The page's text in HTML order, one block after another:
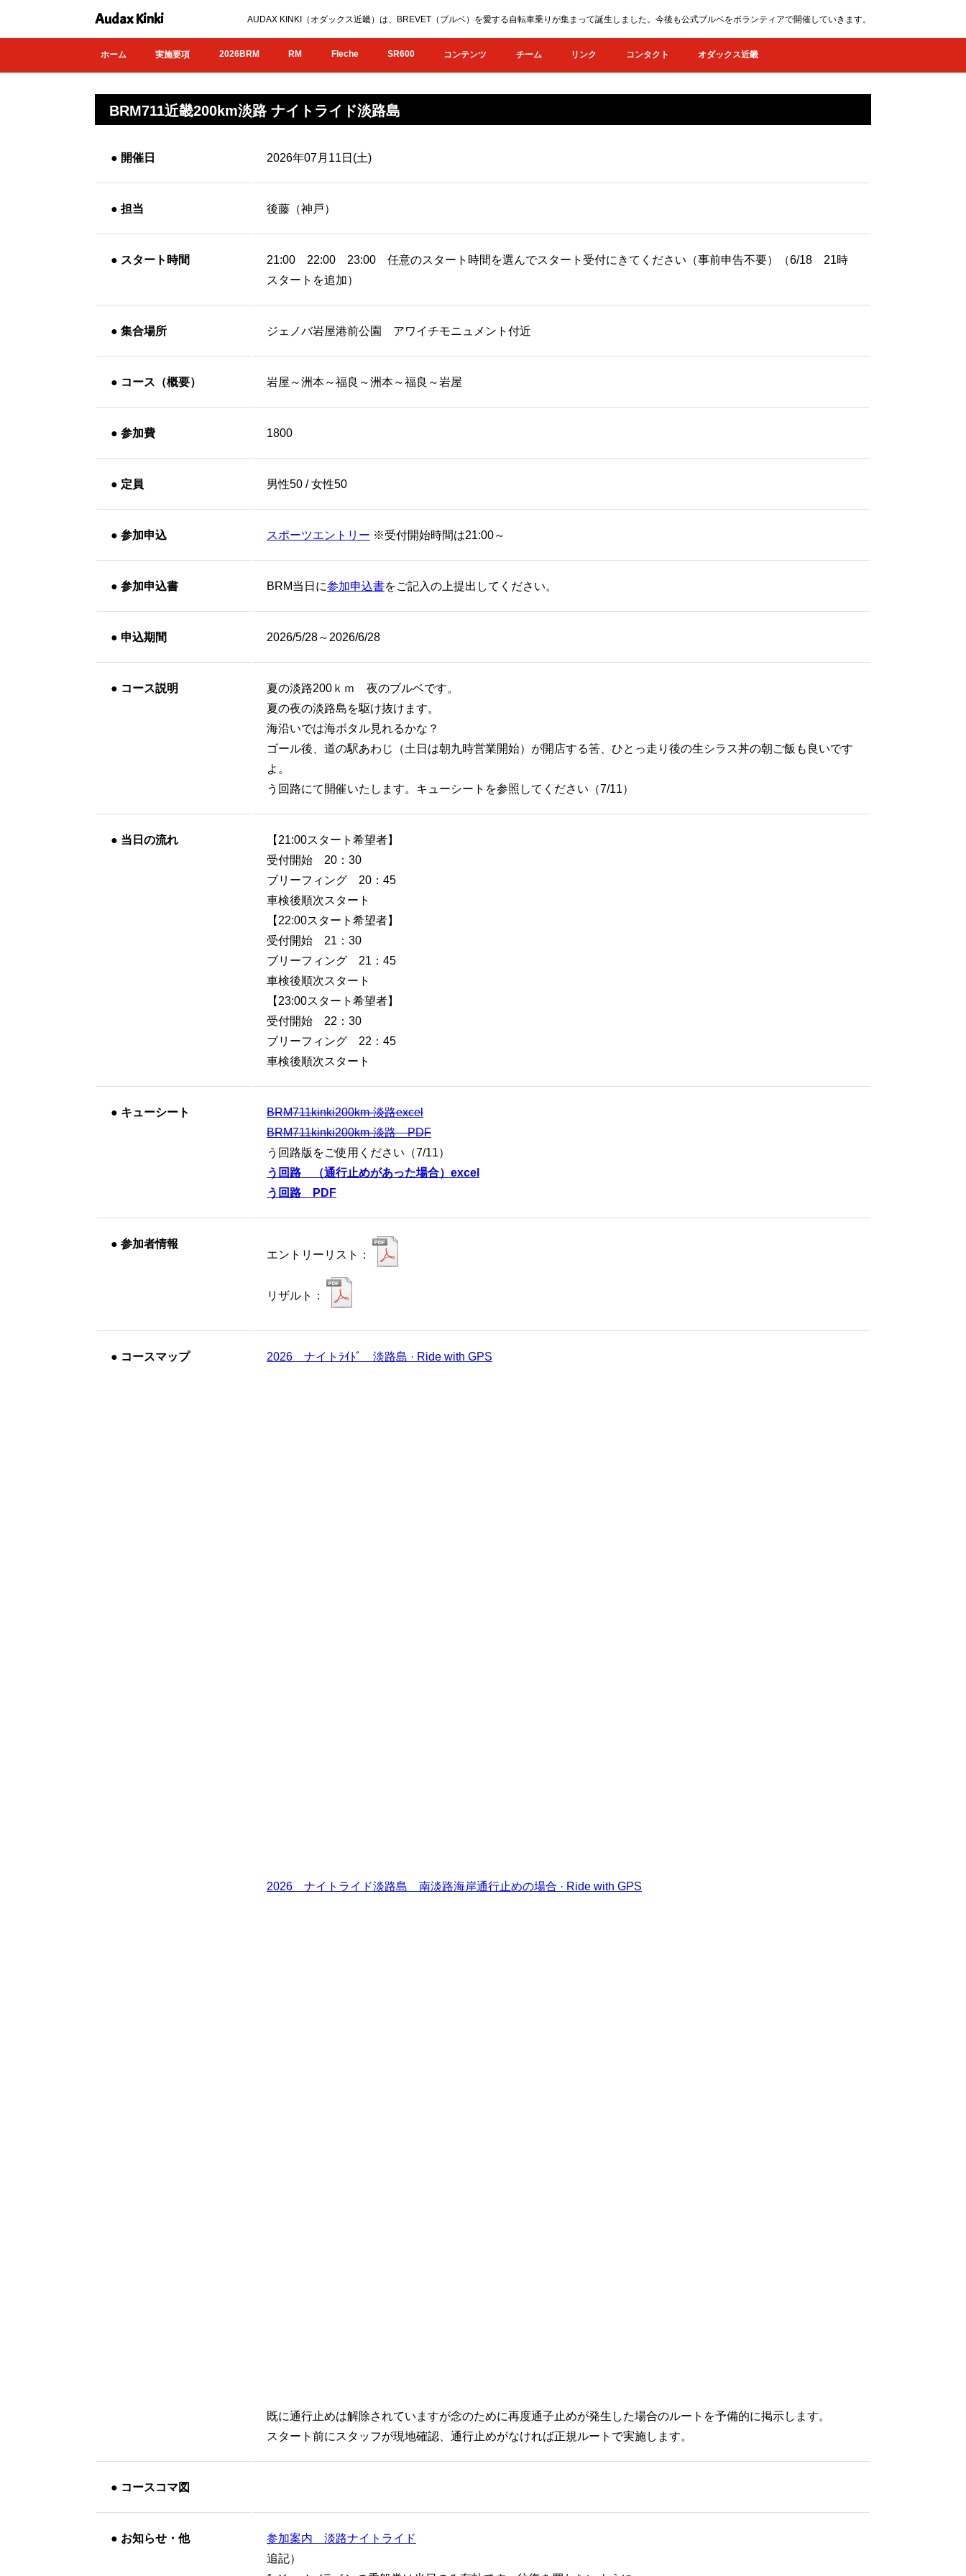
Audax Kinki AUDAX KINKI（オダックス近畿）は、BREVET（ブルベ）を愛する自転車乗りが集まって誕生しました。今後も公式ブルベをボランティアで開催していきます。
ホーム 実施要項 2026BRM RM Fleche SR600 コンテンツ チーム リンク コンタクト オダックス近畿
BRM711近畿200km淡路 ナイトライド淡路島
● 開催日 2026年07月11日(土)
● 担当 後藤（神戸）
● スタート時間
21:00 22:00 23:00 任意のスタート時間を選んでスタート受付にきてください（事前申告不要）（6/18 21時
スタートを追加）
● 集合場所 ジェノバ岩屋港前公園 アワイチモニュメント付近
● コース（概要） 岩屋～洲本～福良～洲本～福良～岩屋
● 参加費 1800
● 定員 男性50 / 女性50
● 参加申込 スポーツエントリー ※受付開始時間は21:00～
● 参加申込書 BRM当日に参加申込書をご記入の上提出してください。
● 申込期間 2026/5/28～2026/6/28
● コース説明
夏の淡路200ｋｍ 夜のブルベです。
夏の夜の淡路島を駆け抜けます。
海沿いでは海ボタル見れるかな？
ゴール後、道の駅あわじ（土日は朝九時営業開始）が開店する筈、ひとっ走り後の生シラス丼の朝ご飯も良いです
よ。
う回路にて開催いたします。キューシートを参照してください（7/11）
● 当日の流れ
【21:00スタート希望者】
受付開始 20：30
ブリーフィング 20：45
車検後順次スタート
【22:00スタート希望者】
受付開始 21：30
ブリーフィング 21：45
車検後順次スタート
【23:00スタート希望者】
受付開始 22：30
ブリーフィング 22：45
車検後順次スタート
● キューシート
BRM711kinki200km-淡路excel
BRM711kinki200km-淡路 PDF
う回路版をご使用ください（7/11）
う回路 （通行止めがあった場合）excel
う回路 PDF
● 参加者情報
エントリーリスト：
リザルト：
● コースマップ 2026 ナイトﾗｲﾄﾞ 淡路島 · Ride with GPS
2026 ナイトライド淡路島 南淡路海岸通行止めの場合 · Ride with GPS
既に通行止めは解除されていますが念のために再度通子止めが発生した場合のルートを予備的に掲示します。
スタート前にスタッフが現地確認、通行止めがなければ正規ルートで実施します。
● コースコマ図
● お知らせ・他
参加案内 淡路ナイトライド
追記）